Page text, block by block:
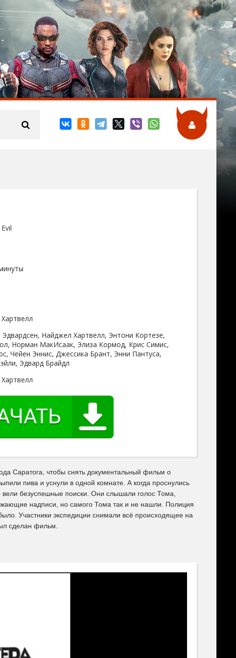
Найджел Хартвелл, Энтони Кортезе,
Норман МакИсаак, Элиза Кормод, Крис Симис,
Чейен Эннис, Джессика Брант, Энни Пантуса,
Эдвард Брайдл
Саратога, чтобы снять документальный фильм о
пива и уснули в одной комнате. А когда проснулись
вели безуспешные поиски. Они слышали голос Тома,
надписи, но самого Тома так и не нашли. Полиция
Участники экспедиции снимали всё происходящее на
сделан фильм.